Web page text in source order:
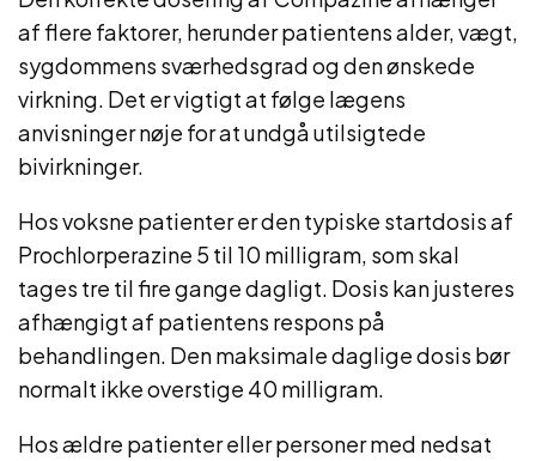
af flere faktorer, herunder patientens alder, vægt,
sygdommens sværhedsgrad og den ønskede
virkning. Det er vigtigt at følge lægens
anvisninger nøje for at undgå utilsigtede
bivirkninger.
Hos voksne patienter er den typiske startdosis af
Prochlorperazine 5 til 10 milligram, som skal
tages tre til fire gange dagligt. Dosis kan justeres
afhængigt af patientens respons på
behandlingen. Den maksimale daglige dosis bør
normalt ikke overstige 40 milligram.
Hos ældre patienter eller personer med nedsat